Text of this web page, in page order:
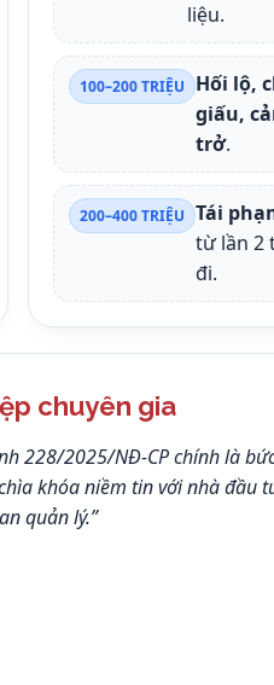
liệu.
100–200 TRIỆU Hối lộ,
giấu,
trở.
200–400 TRIỆU Tái
từ lần 2
đi.
chuyên gia
228/2025/NĐ-CP chính là
khóa niềm tin với nhà đầu
quản lý.”